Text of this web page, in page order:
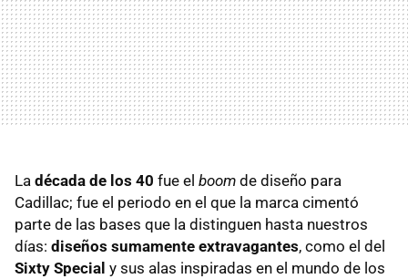
La década de los 40 fue el boom de diseño para
Cadillac; fue el periodo en el que la marca cimentó
parte de las bases que la distinguen hasta nuestros
días: diseños sumamente extravagantes, como el del
Sixty Special y sus alas inspiradas en el mundo de los